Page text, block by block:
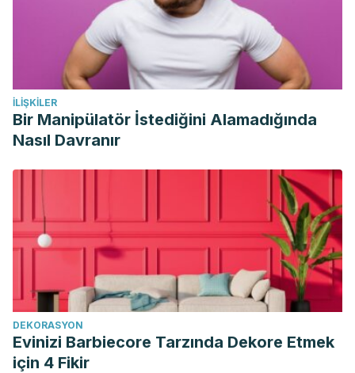
systematic review and meta-analysis. American Journal of
Public Health. https://doi.org/10.2105/AJPH.2005.083782
Warburton, D. E. R., Nicol, C. W., & Bredin, S. S. D. (2006).
Health benefits of physical activity: The evidence. CMAJ.
https://doi.org/10.1503/cmaj.051351
Parvez, S., Malik, K. A., Ah Kang, S., & Kim, H. Y. (2006).
beneficial for health. Journal of Applied Microbiology.
https://doi.org/10.1111/j.1365-2672.2006.02963.x
Fernández-Murga, L., Tarín, J. J., García-Perez, M. A., &
Cano, A. (2011). The impact of chocolate on cardiovascular
health. Maturitas.
https://doi.org/10.1016/j.maturitas.2011.05.011
Health, S. (2016). Seafood Health Facts : Making Smart
choices Balancing the Benefits and Risks of Seafood
Consumption. National Integrated Food Safety Initiative of
İLIŞKILER
Bir Manipülatör İstediğini Alamadığında
Nasıl Davranır
DEKORASYON
Evinizi Barbiecore Tarzında Dekore Etmek
için 4 Fikir